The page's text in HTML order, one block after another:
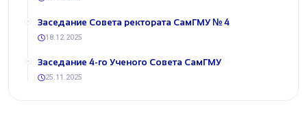
​Заседание Совета ректората СамГМУ № 4
18.12.2025
​Заседание 4-го Ученого Совета СамГМУ
25.11.2025